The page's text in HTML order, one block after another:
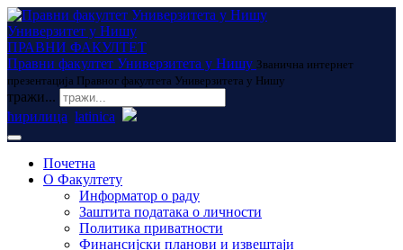
Универзитет у Нишу
ПРАВНИ ФАКУЛТЕТ
Правни факултет Универзитета у Нишу Званична интернет
презентација Правног факултета Универзитета у Нишу
тражи...
ћирилица latinica
Почетна
О Факултету
Информатор о раду
Заштита података о личности
Политика приватности
Финансијски планови и извештаји